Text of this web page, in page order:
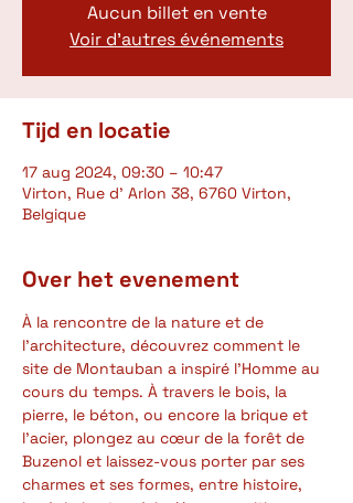
Aucun billet en vente
Voir d'autres événements
Tijd en locatie
17 aug 2024, 09:30 – 10:47
Virton, Rue d' Arlon 38, 6760 Virton,
Belgique
Over het evenement
À la rencontre de la nature et de
l’architecture, découvrez comment le
site de Montauban a inspiré l’Homme au
cours du temps. À travers le bois, la
pierre, le béton, ou encore la brique et
l’acier, plongez au cœur de la forêt de
Buzenol et laissez-vous porter par ses
charmes et ses formes, entre histoire,